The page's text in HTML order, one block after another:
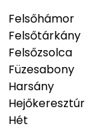
Felsőhámor
Felsőtárkány
Felsőzsolca
Füzesabony
Harsány
Hejőkeresztúr
Hét